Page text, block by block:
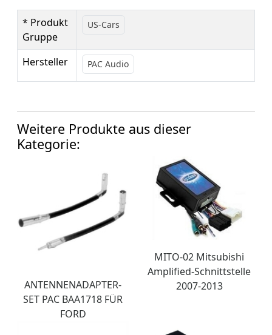
* Produkt
Gruppe
US-Cars
Hersteller PAC Audio
Weitere Produkte aus dieser
Kategorie:
ANTENNENADAPTER-
SET PAC BAA1718 FÜR
FORD
MITO-02 Mitsubishi
Amplified-Schnittstelle
2007-2013